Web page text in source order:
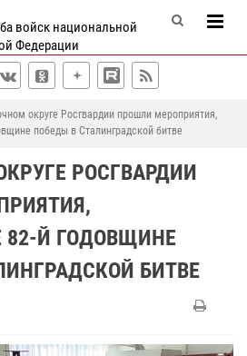
войск национальной
Федерации
округе Росгвардии прошли мероприятия,
победы в Сталинградской битве
РОСГВАРДИИ
Й ГОДОВЩИНЕ
БИТВЕ